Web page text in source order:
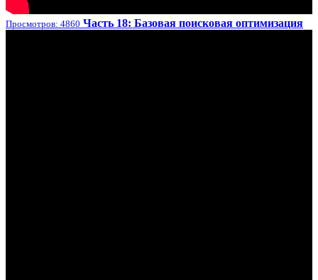
Просмотров: 4860 Часть 18: Базовая поисковая оптимизация